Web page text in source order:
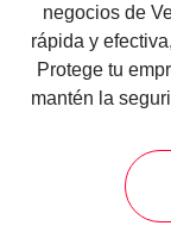
negocios de
rápida y
Protege tu
mantén la